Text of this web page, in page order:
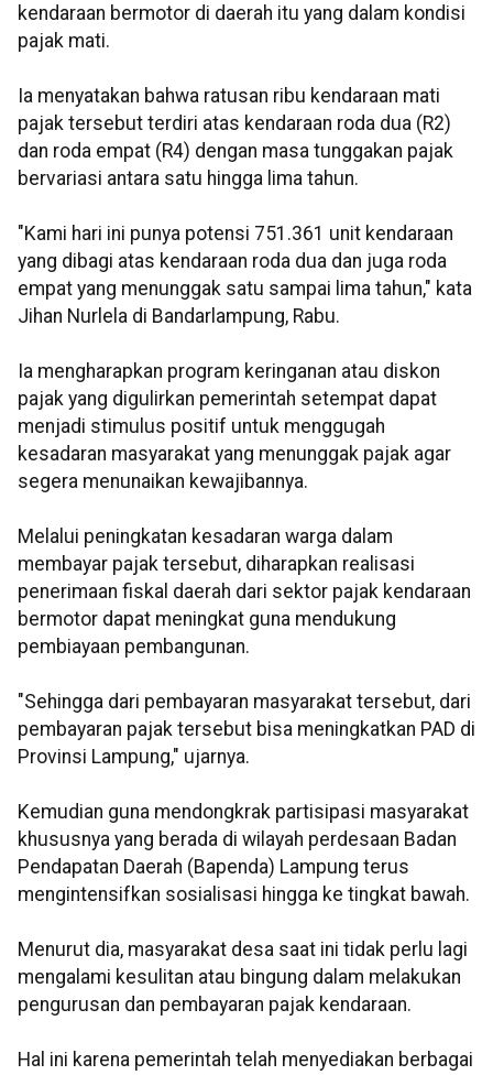
kendaraan bermotor di daerah itu yang dalam kondisi
pajak mati.
Ia menyatakan bahwa ratusan ribu kendaraan mati
pajak tersebut terdiri atas kendaraan roda dua (R2)
dan roda empat (R4) dengan masa tunggakan pajak
bervariasi antara satu hingga lima tahun.
"Kami hari ini punya potensi 751.361 unit kendaraan
yang dibagi atas kendaraan roda dua dan juga roda
empat yang menunggak satu sampai lima tahun," kata
Jihan Nurlela di Bandarlampung, Rabu.
Ia mengharapkan program keringanan atau diskon
pajak yang digulirkan pemerintah setempat dapat
menjadi stimulus positif untuk menggugah
kesadaran masyarakat yang menunggak pajak agar
segera menunaikan kewajibannya.
Melalui peningkatan kesadaran warga dalam
membayar pajak tersebut, diharapkan realisasi
penerimaan fiskal daerah dari sektor pajak kendaraan
bermotor dapat meningkat guna mendukung
pembiayaan pembangunan.
"Sehingga dari pembayaran masyarakat tersebut, dari
pembayaran pajak tersebut bisa meningkatkan PAD di
Provinsi Lampung," ujarnya.
Kemudian guna mendongkrak partisipasi masyarakat
khususnya yang berada di wilayah perdesaan Badan
Pendapatan Daerah (Bapenda) Lampung terus
mengintensifkan sosialisasi hingga ke tingkat bawah.
Menurut dia, masyarakat desa saat ini tidak perlu lagi
mengalami kesulitan atau bingung dalam melakukan
pengurusan dan pembayaran pajak kendaraan.
Hal ini karena pemerintah telah menyediakan berbagai